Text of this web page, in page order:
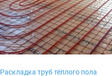
Раскладка труб тёплого пола